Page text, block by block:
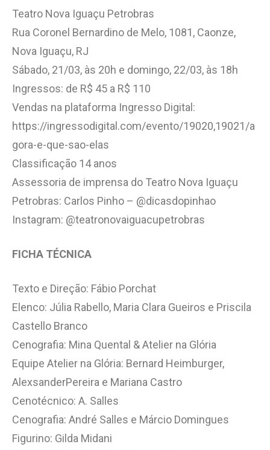
Teatro Nova Iguaçu Petrobras
Rua Coronel Bernardino de Melo, 1081, Caonze,
Nova Iguaçu, RJ
Sábado, 21/03, às 20h e domingo, 22/03, às 18h
Ingressos: de R$ 45 a R$ 110
Vendas na plataforma Ingresso Digital:
https://ingressodigital.com/evento/19020,19021/a
gora-e-que-sao-elas
Classificação 14 anos
Assessoria de imprensa do Teatro Nova Iguaçu
Petrobras: Carlos Pinho – @dicasdopinhao
Instagram: @teatronovaiguacupetrobras
FICHA TÉCNICA
Texto e Direção: Fábio Porchat
Elenco: Júlia Rabello, Maria Clara Gueiros e Priscila
Castello Branco
Cenografia: Mina Quental & Atelier na Glória
Equipe Atelier na Glória: Bernard Heimburger,
AlexsanderPereira e Mariana Castro
Cenotécnico: A. Salles
Cenografia: André Salles e Márcio Domingues
Figurino: Gilda Midani